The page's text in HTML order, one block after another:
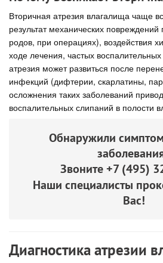
Вторичная атрезия влагалища чаще
результат механических
родов, при операциях), воздействия
ходе лечения, частых
атрезия может развиться после
инфекций (дифтерии, скарлатины,
осложнения таких заболеваний
воспалительных слипаний в полости
Обнаружили
Звоните+7 (495)
Наши специалисты
Вас!
Диагностика атрезии